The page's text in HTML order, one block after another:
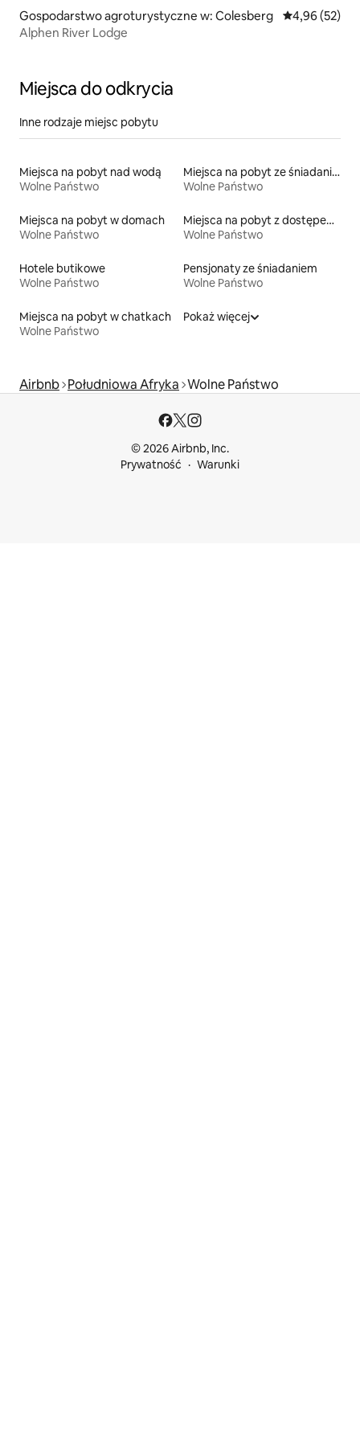
Gospodarstwo agroturystyczne w: Colesberg Średnia
4,96 (52)
Alphen River Lodge
Miejsca do odkrycia
Inne rodzaje miejsc pobytu
Miejsca na pobyt nad wodą
Wolne Państwo
Miejsca na pobyt ze śniadaniem
Wolne Państwo
Miejsca na pobyt w domach
Wolne Państwo
Miejsca na pobyt z dostępem do jeziora
Wolne Państwo
Hotele butikowe
Wolne Państwo
Pensjonaty ze śniadaniem
Wolne Państwo
Miejsca na pobyt w chatkach
Wolne Państwo
Pokaż więcej
Airbnb Południowa Afryka Wolne Państwo
© 2026 Airbnb, Inc.
Prywatność
Warunki